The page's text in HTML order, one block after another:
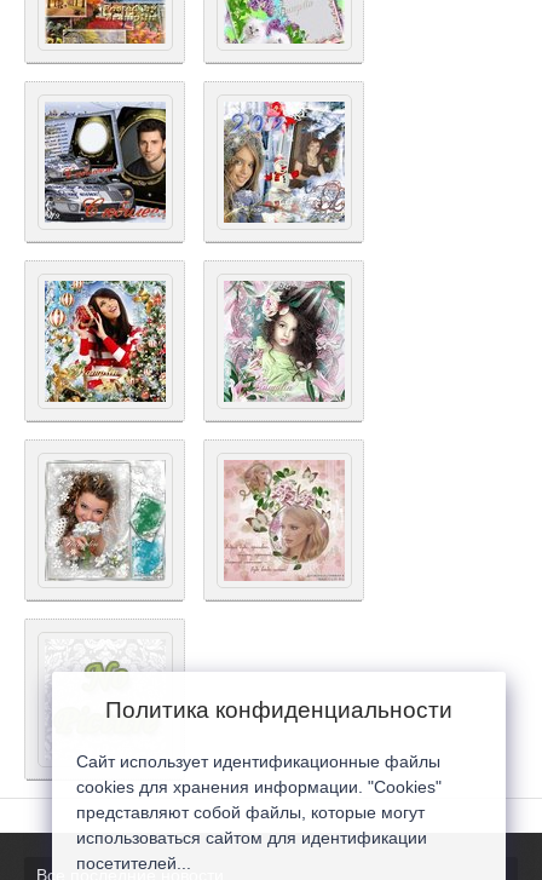
Все последние новости
Политика конфиденциальности
Сайт использует идентификационные файлы
cookies для хранения информации. "Cookies"
представляют собой файлы, которые могут
использоваться сайтом для идентификации
посетителей...